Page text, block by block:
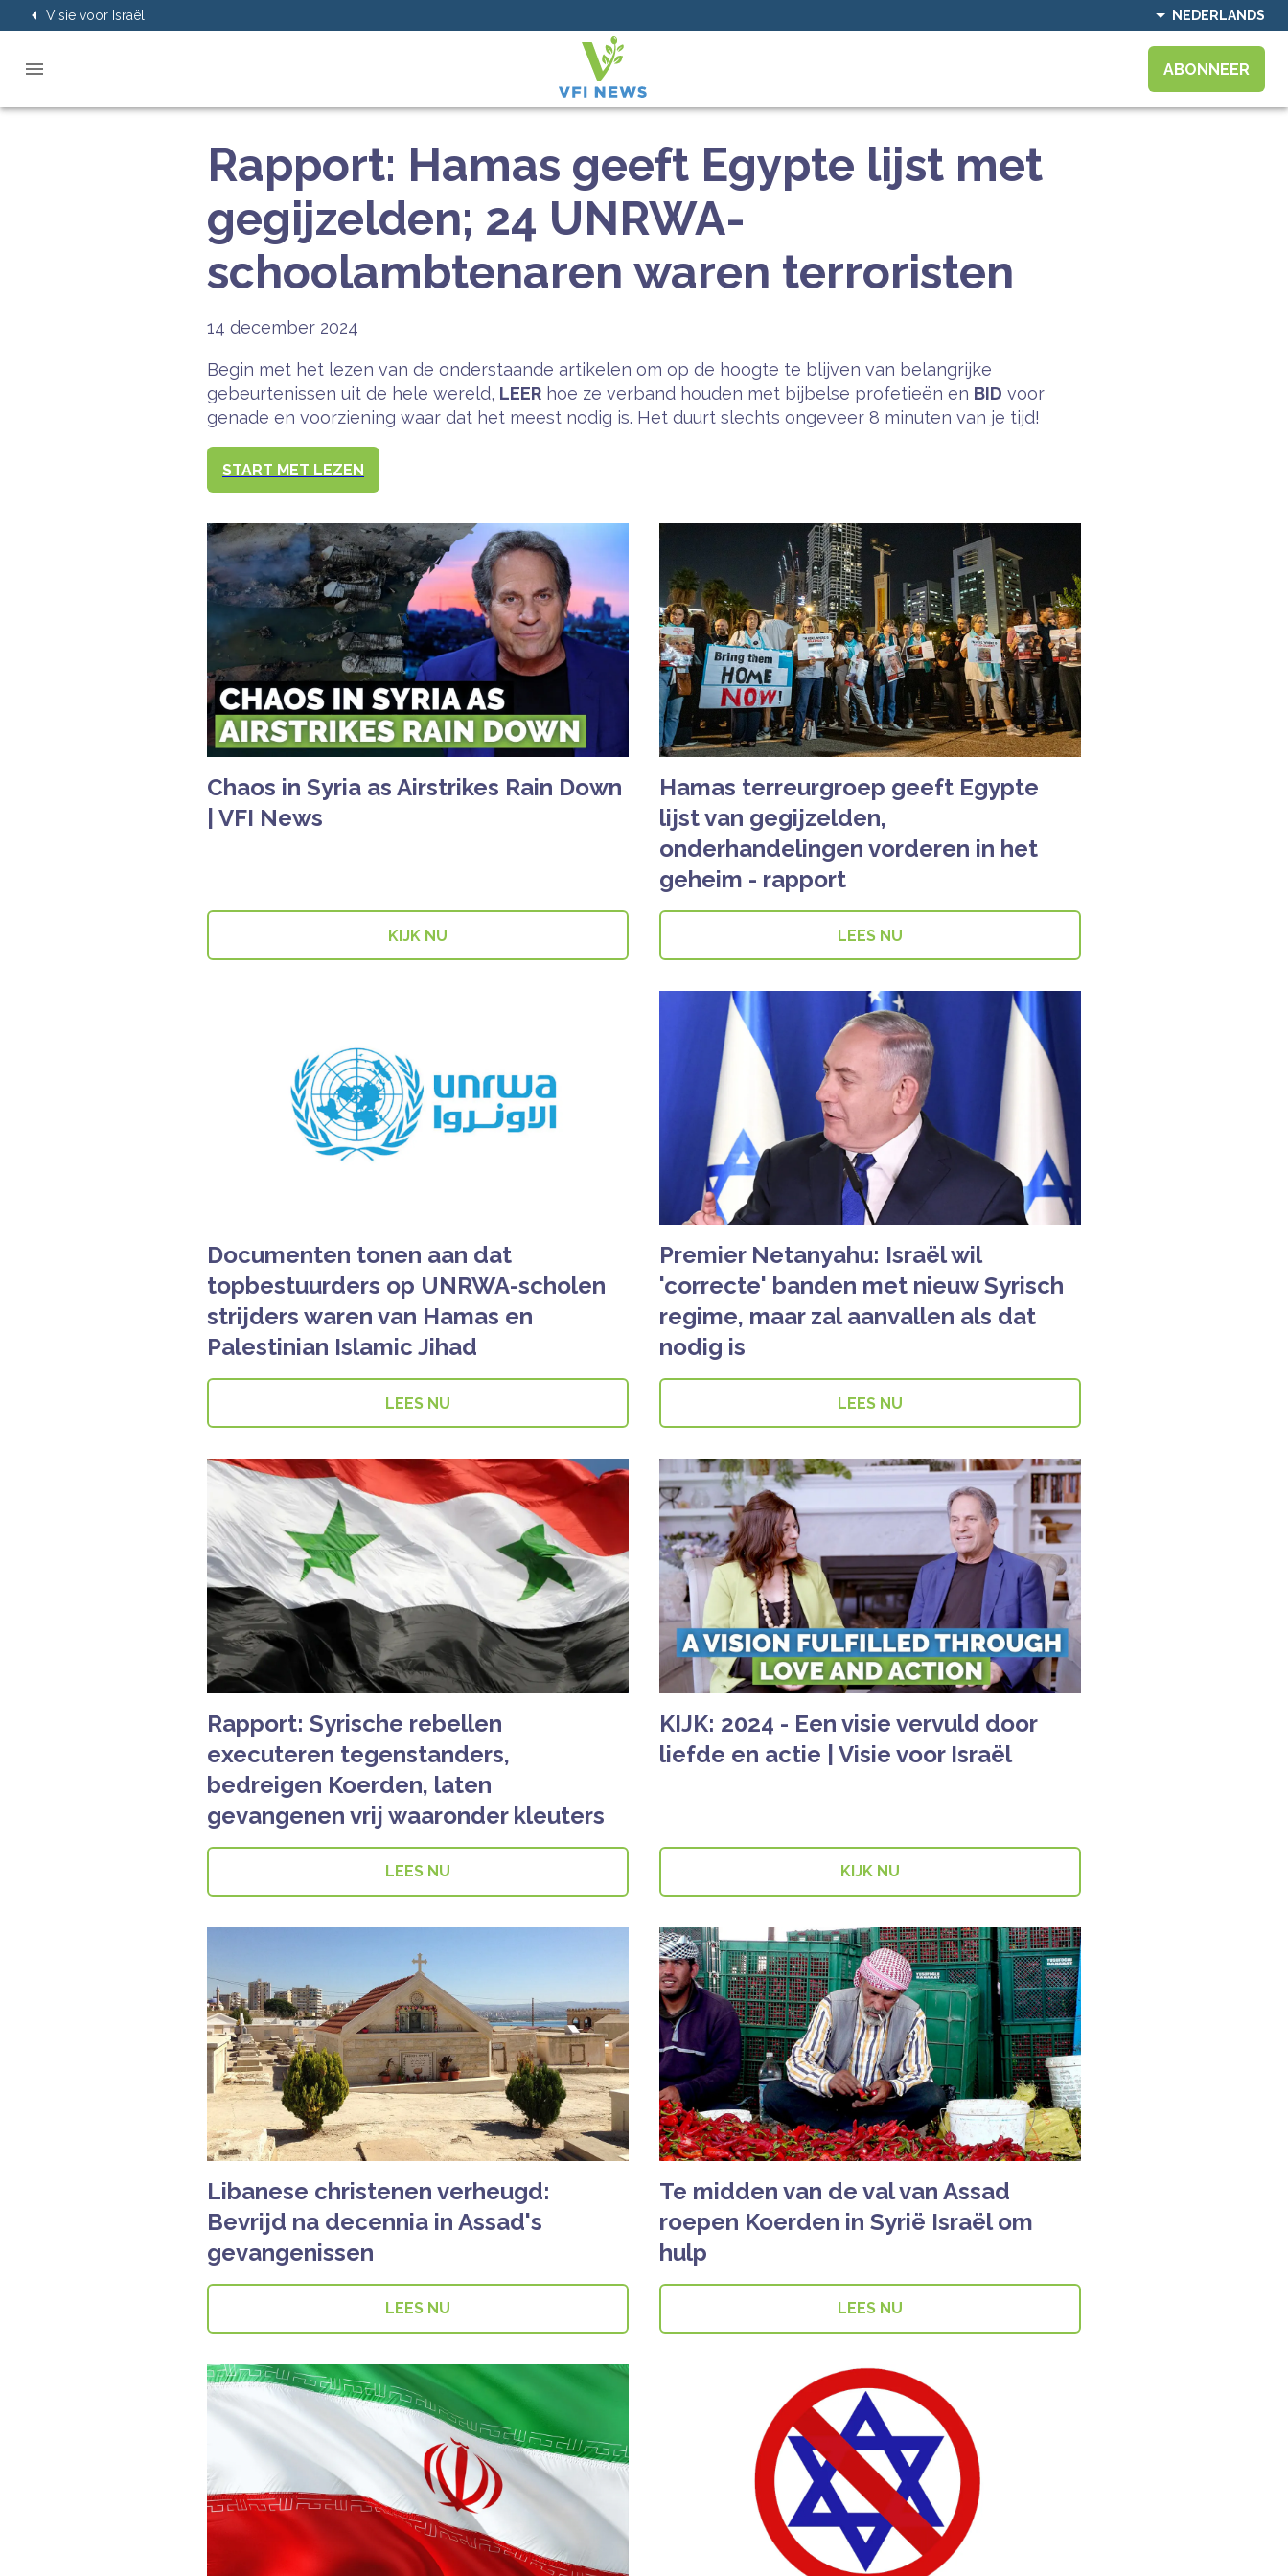
Visie voor Israël NEDERLANDS
ABONNEER
Rapport: Hamas geeft Egypte lijst met
gegijzelden; 24 UNRWA-
schoolambtenaren waren terroristen
14 december 2024
Begin met het lezen van de onderstaande artikelen om op de hoogte te blijven van belangrijke
gebeurtenissen uit de hele wereld, LEER hoe ze verband houden met bijbelse profetieën en BID voor
genade en voorziening waar dat het meest nodig is. Het duurt slechts ongeveer 8 minuten van je tijd!
START MET LEZEN
Chaos in Syria as Airstrikes Rain Down
| VFI News
KIJK NU
Hamas terreurgroep geeft Egypte
lijst van gegijzelden,
onderhandelingen vorderen in het
geheim - rapport
LEES NU
Documenten tonen aan dat
topbestuurders op UNRWA-scholen
strijders waren van Hamas en
Palestinian Islamic Jihad
LEES NU
Premier Netanyahu: Israël wil
'correcte' banden met nieuw Syrisch
regime, maar zal aanvallen als dat
nodig is
LEES NU
Rapport: Syrische rebellen
executeren tegenstanders,
bedreigen Koerden, laten
gevangenen vrij waaronder kleuters
LEES NU
KIJK: 2024 - Een visie vervuld door
liefde en actie | Visie voor Israël
KIJK NU
Libanese christenen verheugd:
Bevrijd na decennia in Assad's
gevangenissen
LEES NU
Te midden van de val van Assad
roepen Koerden in Syrië Israël om
hulp
LEES NU